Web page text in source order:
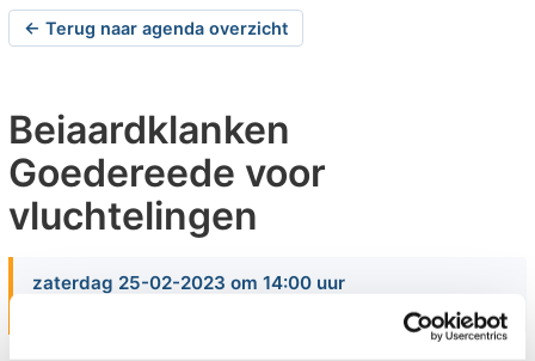
← Terug naar agenda overzicht
Beiaardklanken
Goedereede voor
vluchtelingen
zaterdag 25-02-2023 om 14:00 uur